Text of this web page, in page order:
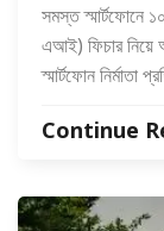
সমস্ত স্মার্টফোনে
এআই) ফিচার নিয়ে
স্মার্টফোন নির্মাতা
Continue